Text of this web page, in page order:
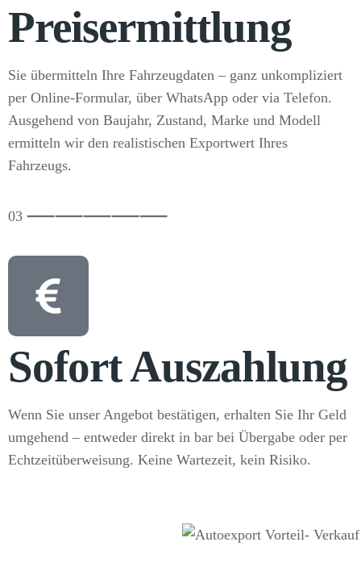
Preisermittlung
Sie übermitteln Ihre Fahrzeugdaten – ganz unkompliziert
per Online-Formular, über WhatsApp oder via Telefon.
Ausgehend von Baujahr, Zustand, Marke und Modell
ermitteln wir den realistischen Exportwert Ihres
Fahrzeugs.
03 ⸺⸺⸺⸺⸺
Sofort Auszahlung
Wenn Sie unser Angebot bestätigen, erhalten Sie Ihr Geld
umgehend – entweder direkt in bar bei Übergabe oder per
Echtzeitüberweisung. Keine Wartezeit, kein Risiko.